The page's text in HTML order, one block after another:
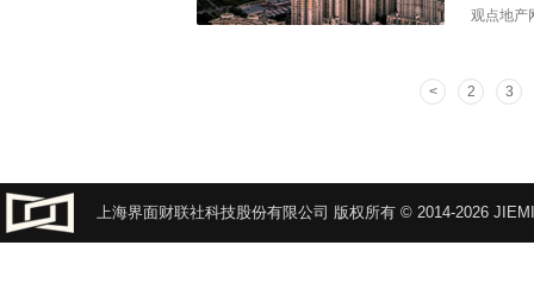
观点地产
2 3
上海界面财联社科技股份有限公司 版权所有 © 2014-2026